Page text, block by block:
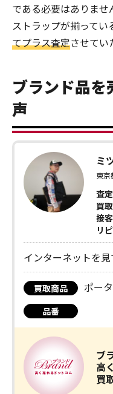
である必要はありま
ストラップが揃ってい
てプラス査定させてい
ブランド品を
声
ミ
東京
査
買
接
リ
インターネットを見
買取商品 ポー
品番
ブ
高
買